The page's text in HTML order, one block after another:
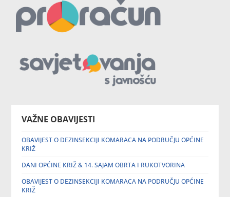
VAŽNE OBAVIJESTI
OBAVIJEST O DEZINSEKCIJI KOMARACA NA PODRUČJU OPĆINE
KRIŽ
DANI OPĆINE KRIŽ & 14. SAJAM OBRTA I RUKOTVORINA
OBAVIJEST O DEZINSEKCIJI KOMARACA NA PODRUČJU OPĆINE
KRIŽ